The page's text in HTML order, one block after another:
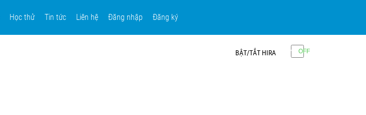
Học thử Tin tức Liên hệ Đăng nhập Đăng ký
BẬT/TẮT HIRA